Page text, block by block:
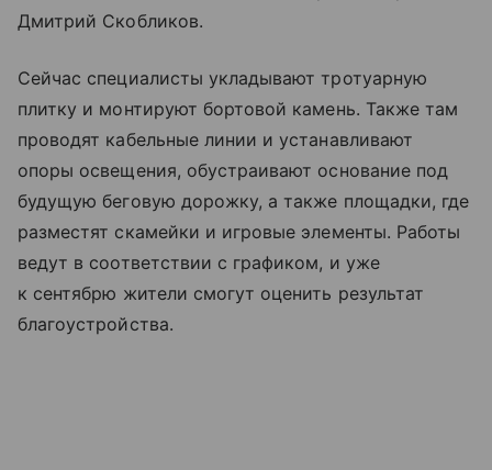
Дмитрий Скобликов.
Сейчас специалисты укладывают тротуарную
плитку и монтируют бортовой камень. Также там
проводят кабельные линии и устанавливают
опоры освещения, обустраивают основание под
будущую беговую дорожку, а также площадки, где
разместят скамейки и игровые элементы. Работы
ведут в соответствии с графиком, и уже
к сентябрю жители смогут оценить результат
благоустройства.